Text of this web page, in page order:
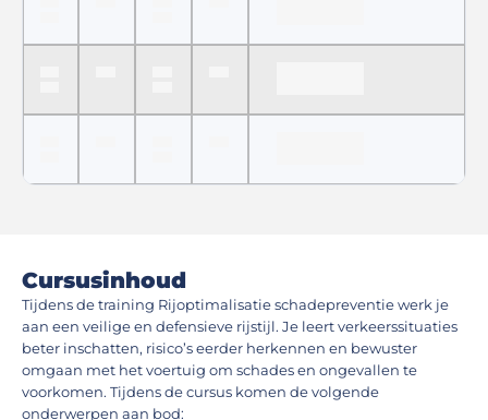
Cursusinhoud
Tijdens de training Rijoptimalisatie schadepreventie werk je
aan een veilige en defensieve rijstijl. Je leert verkeerssituaties
beter inschatten, risico’s eerder herkennen en bewuster
omgaan met het voertuig om schades en ongevallen te
voorkomen. Tijdens de cursus komen de volgende
onderwerpen aan bod: